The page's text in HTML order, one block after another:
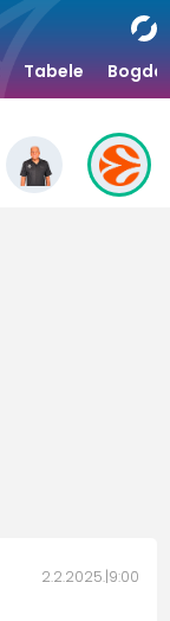
Tabele
2.2.2025. 9:00